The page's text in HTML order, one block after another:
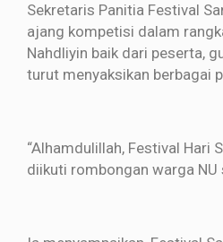
Sekretaris Panitia Festival
ajang kompetisi dalam
Nahdliyin baik dari peserta,
turut menyaksikan berbagai
“Alhamdulillah, Festival
diikuti rombongan warga NU